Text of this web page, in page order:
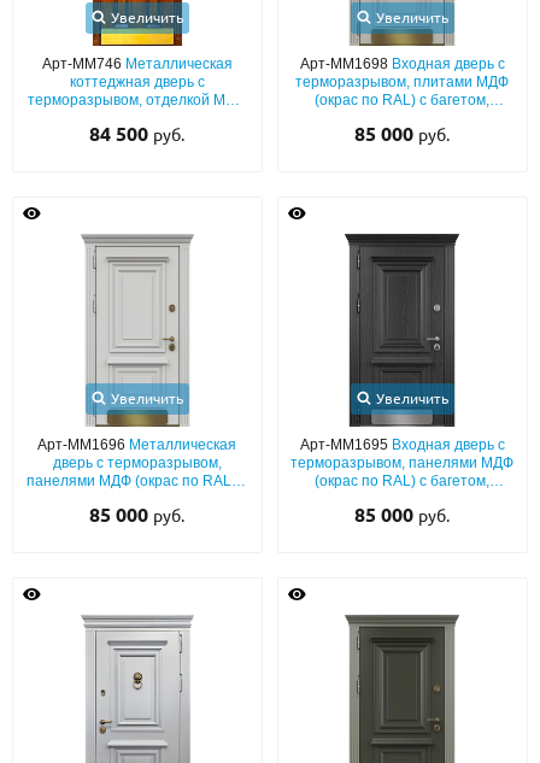
Увеличить
Арт-ММ746 Металлическая
коттеджная дверь с
терморазрывом, отделкой МДФ
фрамугой, кнокером и латунным
84 500 руб.
Увеличить
Арт-ММ1698 Входная дверь с
терморазрывом, плитами МДФ
(окрас по RAL) с багетом,
карнизом
85 000 руб.
Увеличить
Арт-ММ1696 Металлическая
дверь с терморазрывом,
панелями МДФ (окрас по RAL) с
и карнизом
85 000 руб.
Увеличить
Арт-ММ1695 Входная дверь с
терморазрывом, панелями МДФ
(окрас по RAL) с багетом,
85 000 руб.